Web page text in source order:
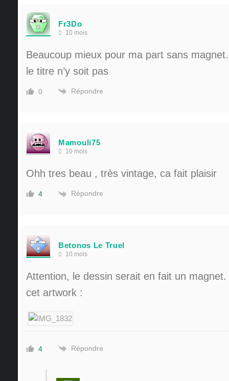
Fr3Do
10 mois
Beaucoup mieux pour ma part sans
le titre n’y soit pas
0 Répondre
Mamouli75
10 mois
Ohh tres beau , très vintage, ca fait plaisir
4 Répondre
Betonos Le Truel
10 mois
Attention, le dessin serait en fait un
cet artwork :
4 Répondre